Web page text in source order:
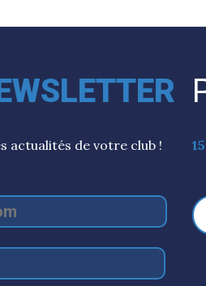
actualités de votre club !